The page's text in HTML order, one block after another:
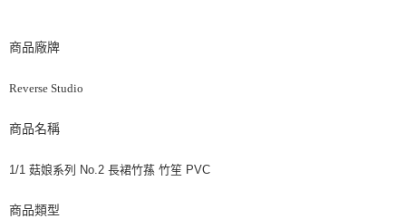
商品廠牌
Reverse Studio
商品名稱
1/1 菇娘系列 No.2 長裙竹蓀 竹笙 PVC
商品類型